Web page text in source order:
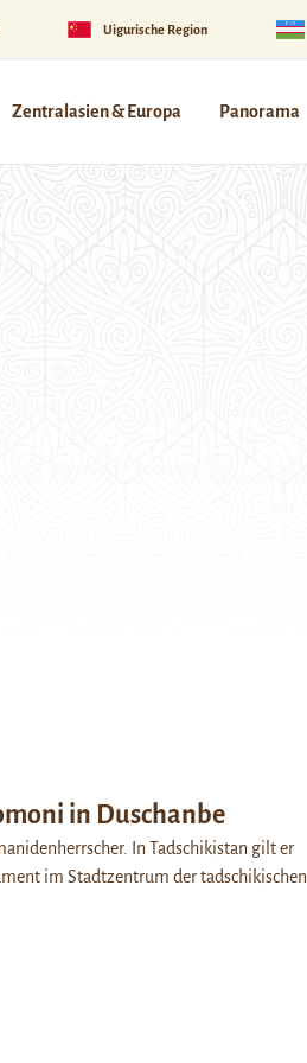
Uigurische Region
Zentralasien & Europa Panorama
in Duschanbe
In Tadschikistan gilt er
im Stadtzentrum der tadschikischen